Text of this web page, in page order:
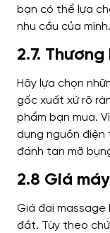
bạn có thể lựa
nhu cầu của mình.
2.7.
Hãy lựa chọn
gốc xuất xứ rõ
phẩm bạn mua.
dụng nguồn điện
đánh tan mỡ
2.8 Giá
Giá đai
đắt. Tùy theo